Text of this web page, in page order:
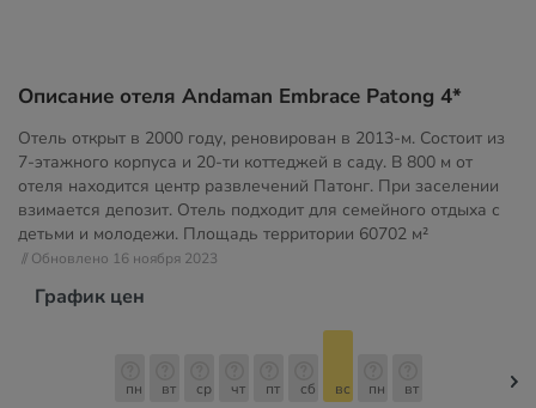
Описание отеля Andaman Embrace Patong 4*
Отель открыт в 2000 году, реновирован в 2013-м. Состоит из
7-этажного корпуса и 20-ти коттеджей в саду. В 800 м от
отеля находится центр развлечений Патонг. При заселении
взимается депозит. Отель подходит для семейного отдыха с
детьми и молодежи. Площадь территории 60702 м²
// Обновлено 16 ноября 2023
График цен
пн вт ср чт пт сб вс пн вт